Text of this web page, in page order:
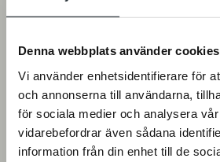
Denna webbplats använder cookies
Vi använder enhetsidentifierare för
och annonserna till användarna,
för sociala medier och analysera
vidarebefordrar även sådana
information från din enhet till de
AppleSpotify